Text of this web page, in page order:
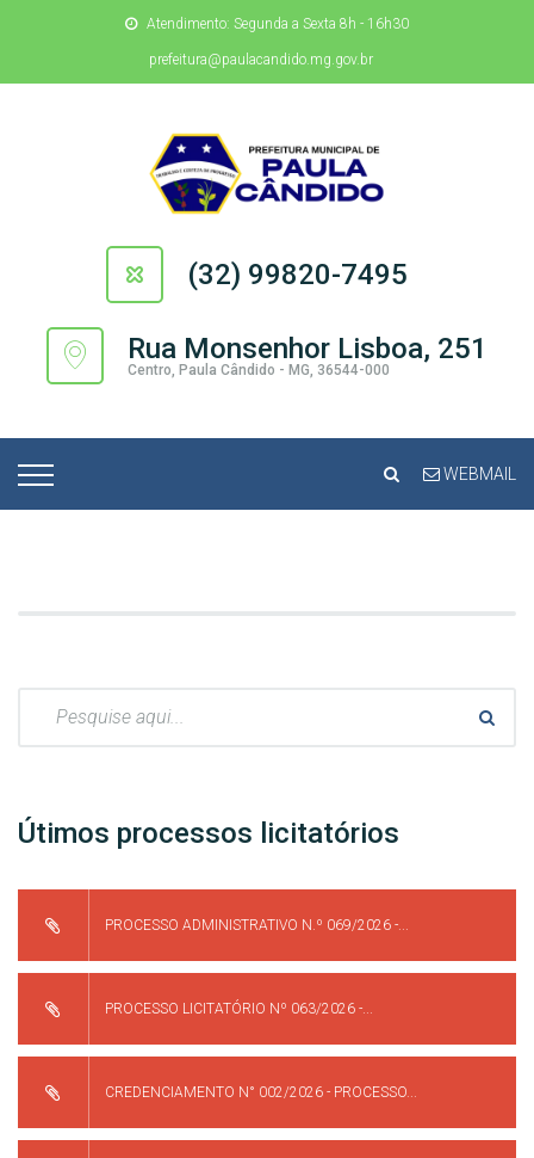
Atendimento: Segunda a Sexta 8h - 16h30
prefeitura@paulacandido.mg.gov.br
(32) 99820-7495
Rua Monsenhor Lisboa, 251
Centro, Paula Cândido - MG, 36544-000
WEBMAIL
Útimos processos licitatórios
PROCESSO ADMINISTRATIVO N.º 069/2026 -...
PROCESSO LICITATÓRIO Nº 063/2026 -...
CREDENCIAMENTO N° 002/2026 - PROCESSO...